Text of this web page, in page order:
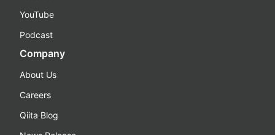
YouTube
Podcast
Company
About Us
Careers
Qiita Blog